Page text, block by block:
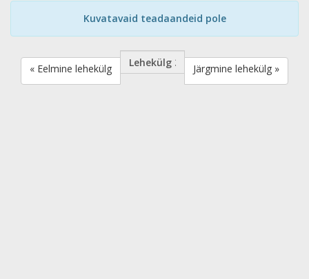
Kuvatavaid teadaandeid pole
« Eelmine lehekülg Järgmine lehekülg »